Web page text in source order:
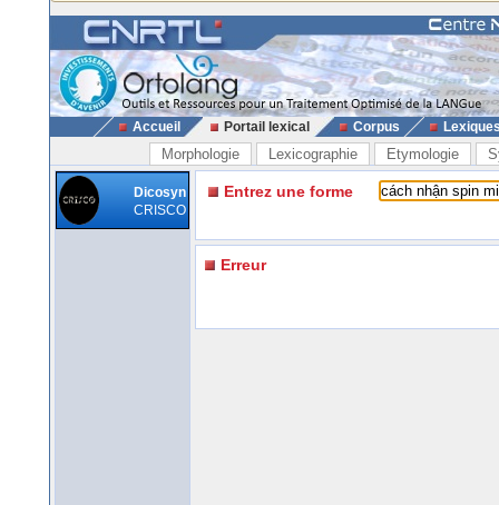
Accueil Portail lexical Corpus
Morphologie Lexicographie Etymologie
Dicosyn
CRISCO
Entrez une forme
Erreur